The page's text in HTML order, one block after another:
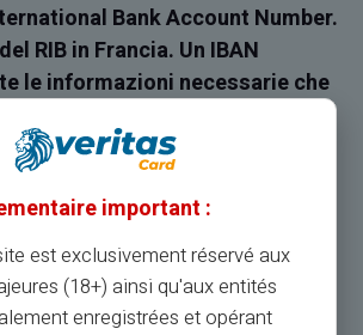
Bank Account Number.
RIB in Francia. Un IBAN
le informazioni necessarie che
in modo che il tuo
inviato e ricevuto in modo
informazioni sono, in
di identificazione della
dell'agenzia e il numero di
important :
est exclusivement réservé aux
(18+) ainsi qu'aux entités
enregistrées et opérant